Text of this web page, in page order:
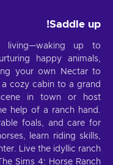
Saddle up!
living—waking up to
happy animals,
your own Nectar to
cozy cabin to a grand
in town or host
help of a ranch hand.
foals, and care for
learn riding skills,
Live the idyllic ranch
Sims 4: Horse Ranch